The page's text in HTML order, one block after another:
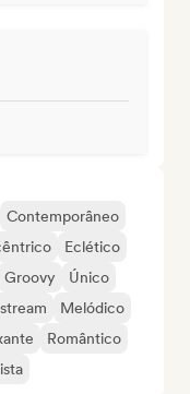
Contemporâneo
Eclético
Groovy
Único
Melódico
Romântico